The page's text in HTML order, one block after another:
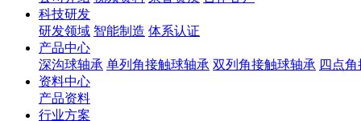
科技研发
研发领域 智能制造 体系认证
产品中心
深沟球轴承 单列角接触球轴承 双列角接触球轴承 四点
资料中心
产品资料
行业方案